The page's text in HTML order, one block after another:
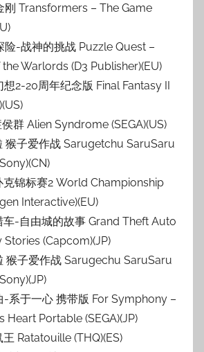
刚 Transformers – The Game
险-战神的挑战 Puzzle Quest –
Warlords (D3 Publisher)(EU)
想2-20周年纪念版 Final Fantasy II
侯群 Alien Syndrome (SEGA)(US)
猴子爱作战 Sarugetchu SaruSaru
克锦标赛2 World Championship
Interactive)(EU)
车-自由城的故事 Grand Theft Auto
Stories (Capcom)(JP)
猴子爱作战 Sarugechu SaruSaru
-系于一心 携带版 For Symphony –
Heart Portable (SEGA)(JP)
王 Ratatouille (THQ)(ES)